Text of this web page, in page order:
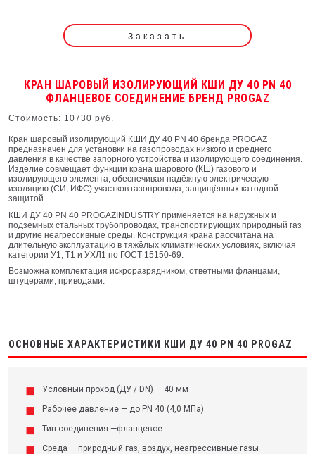
Заказать
КРАН ШАРОВЫЙ ИЗОЛИРУЮЩИЙ КШИ ДУ 40 PN 40
ФЛАНЦЕВОЕ СОЕДИНЕНИЕ БРЕНД PROGAZ
Стоимость: 10730 руб.
Кран шаровый изолирующий КШИ ДУ 40 PN 40 бренда PROGAZ
предназначен для установки на газопроводах низкого и среднего
давления в качестве запорного устройства и изолирующего соединения.
Изделие совмещает функции крана шарового (КШ) газового и
изолирующего элемента, обеспечивая надёжную электрическую
изоляцию (СИ, ИФС) участков газопровода, защищённых катодной
защитой.
КШИ ДУ 40 PN 40 PROGAZINDUSTRY применяется на наружных и
подземных стальных трубопроводах, транспортирующих природный газ
и другие неагрессивные среды. Конструкция крана рассчитана на
длительную эксплуатацию в тяжёлых климатических условиях, включая
категории У1, Т1 и УХЛ1 по ГОСТ 15150-69.
Возможна комплектация искроразрядником, ответными фланцами,
штуцерами, приводами.
ОСНОВНЫЕ ХАРАКТЕРИСТИКИ КШИ ДУ 40 PN 40 PROGAZ
Условный проход (ДУ / DN) — 40 мм
Рабочее давление — до PN 40 (4,0 МПа)
Тип соединения —фланцевое
Среда — природный газ, воздух, неагрессивные газы